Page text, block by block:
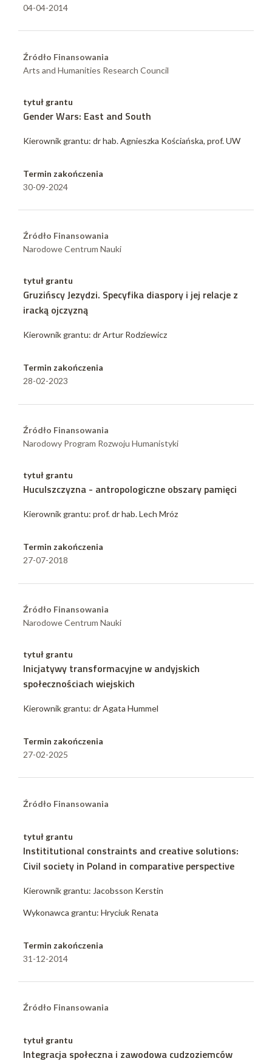
04-04-2014
Źródło Finansowania
Arts and Humanities Research Council
tytuł grantu
Gender Wars: East and South
Kierownik grantu: dr hab. Agnieszka Kościańska, prof. UW
Termin zakończenia
30-09-2024
Źródło Finansowania
Narodowe Centrum Nauki
tytuł grantu
Gruzińscy Jezydzi. Specyfika diaspory i jej relacje z
iracką ojczyzną
Kierownik grantu: dr Artur Rodziewicz
Termin zakończenia
28-02-2023
Źródło Finansowania
Narodowy Program Rozwoju Humanistyki
tytuł grantu
Huculszczyzna - antropologiczne obszary pamięci
Kierownik grantu: prof. dr hab. Lech Mróz
Termin zakończenia
27-07-2018
Źródło Finansowania
Narodowe Centrum Nauki
tytuł grantu
Inicjatywy transformacyjne w andyjskich
społecznościach wiejskich
Kierownik grantu: dr Agata Hummel
Termin zakończenia
27-02-2025
Źródło Finansowania
tytuł grantu
Instititutional constraints and creative solutions:
Civil society in Poland in comparative perspective
Kierownik grantu: Jacobsson Kerstin
Wykonawca grantu: Hryciuk Renata
Termin zakończenia
31-12-2014
Źródło Finansowania
tytuł grantu
Integracja społeczna i zawodowa cudzoziemców